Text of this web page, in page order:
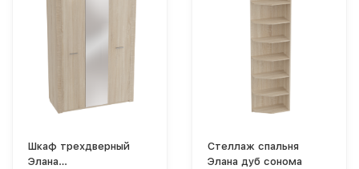
Шкаф трехдверный
Элана
Стеллаж спальня
Элана дуб сонома